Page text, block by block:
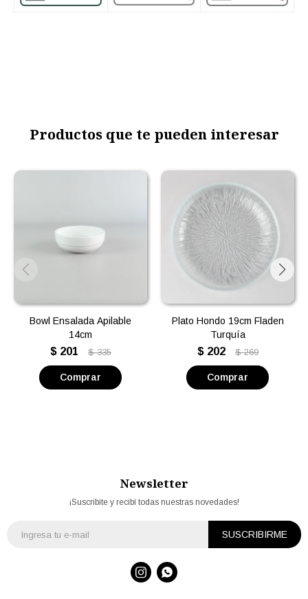
Productos que te pueden interesar
Bowl Ensalada Apilable
14cm
$ 201 $ 335
Plato Hondo 19cm Fladen
Turquía
$ 202 $ 269
Newsletter
¡Suscribite y recibí todas nuestras novedades!
SUSCRIBIRME
 